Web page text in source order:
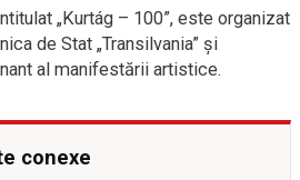
„Kurtág – 100”, este organizat
de Stat „Transilvania” și
al manifestării artistice.
conexe